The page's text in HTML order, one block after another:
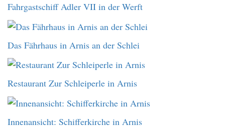
Fahrgastschiff Adler VII in der Werft
Das Fährhaus in Arnis an der Schlei
Restaurant Zur Schleiperle in Arnis
Innenansicht: Schifferkirche in Arnis